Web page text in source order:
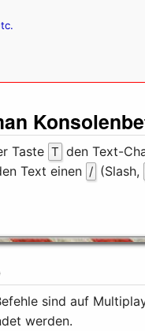
Taste T den Text-
Text einen / (Slash,
sind auf
werden.